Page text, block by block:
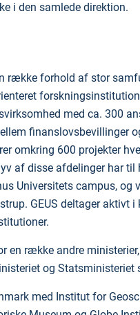
i den samlede direktion.
række forhold af stor
forskningsinstitution
med ca. 300
finanslovsbevillinger
omkring 600 projekter
af disse afdelinger har til
Universitets campus,
GEUS deltager aktivt
en række andre
og Statsministeriet
med Institut for